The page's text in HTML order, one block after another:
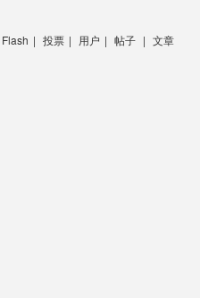
Flash | 投票 | 用户 | 帖子 | 文章